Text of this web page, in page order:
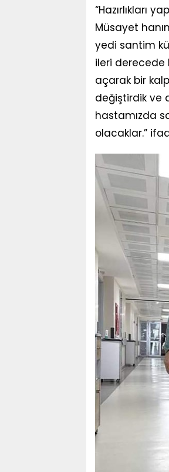
“Hazırlıkları
Müsayet
yedi santim
ileri derecede
açarak bir
değiştirdik ve
hastamızda
olacaklar.”